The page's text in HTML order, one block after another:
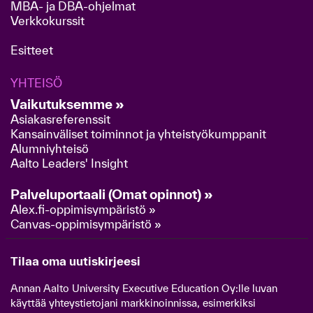
MBA- ja DBA-ohjelmat
Verkkokurssit
Esitteet
YHTEISÖ
Vaikutuksemme »
Asiakasreferenssit
Kansainväliset toiminnot ja yhteistyökumppanit
Alumniyhteisö
Aalto Leaders' Insight
Palveluportaali (Omat opinnot) »
Alex.fi-oppimisympäristö »
Canvas-oppimisympäristö »
Tilaa oma uutiskirjeesi
Annan Aalto University Executive Education Oy:lle luvan
käyttää yhteystietojani markkinoinnissa, esimerkiksi